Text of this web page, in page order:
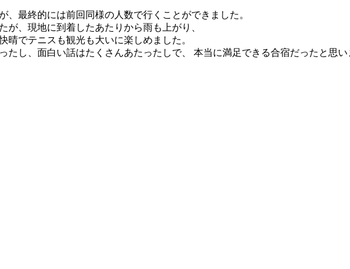
、最終的には前回同様の人数で行くことができました。
、現地に到着したあたりから雨も上がり、
でテニスも観光も大いに楽しめました。
たし、面白い話はたくさんあたったしで、 本当に満足できる合宿だったと思い